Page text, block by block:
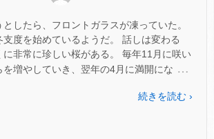
したら、フロントガラスが凍っていた。
支度を始めているようだ。 話しは変わる
に非常に珍しい桜がある。 毎年11月に咲い
を増やしていき、翌年の4月に満開にな …
続きを読む ›